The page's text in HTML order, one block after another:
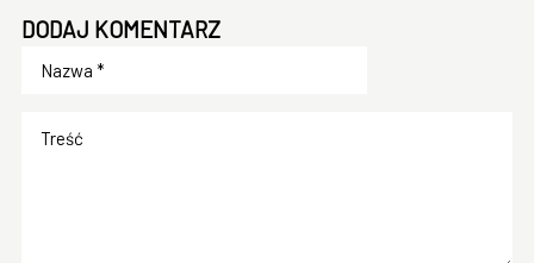
DODAJ KOMENTARZ